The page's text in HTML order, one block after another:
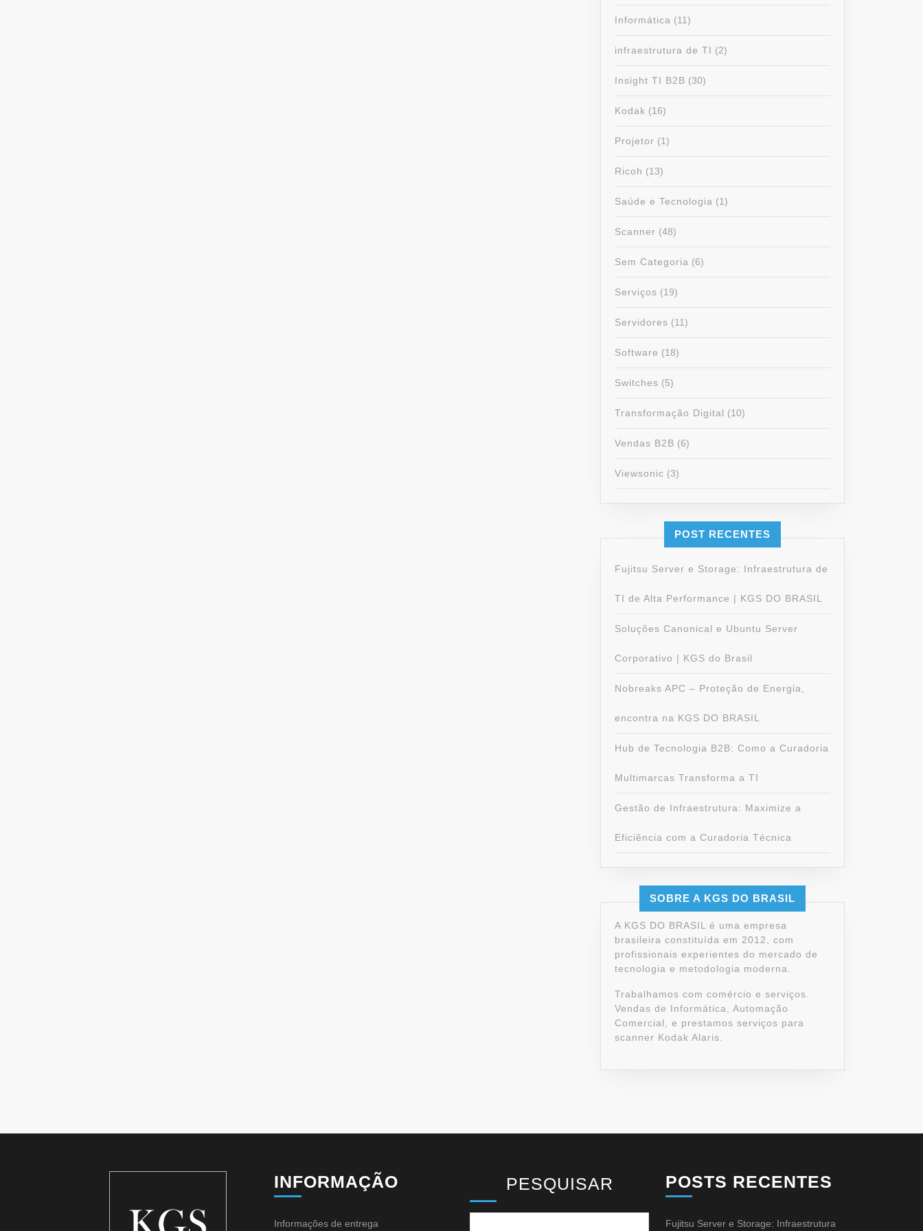
Informática (11)
infraestrutura de TI (2)
Insight TI B2B (30)
Kodak (16)
Projetor (1)
Ricoh (13)
Saúde e Tecnologia (1)
Scanner (48)
Sem Categoria (6)
Serviços (19)
Servidores (11)
Software (18)
Switches (5)
Transformação Digital (10)
Vendas B2B (6)
Viewsonic (3)
POST RECENTES
Fujitsu Server e Storage: Infraestrutura de
TI de Alta Performance | KGS DO BRASIL
Soluções Canonical e Ubuntu Server
Corporativo | KGS do Brasil
Nobreaks APC – Proteção de Energia,
encontra na KGS DO BRASIL
Hub de Tecnologia B2B: Como a Curadoria
Multimarcas Transforma a TI
Gestão de Infraestrutura: Maximize a
Eficiência com a Curadoria Técnica
SOBRE A KGS DO BRASIL
A KGS DO BRASIL é uma empresa
brasileira constituída em 2012, com
profissionais experientes do mercado de
tecnologia e metodologia moderna.
Trabalhamos com comércio e serviços.
Vendas de Informática, Automação
Comercial, e prestamos serviços para
scanner Kodak Alaris.
INFORMAÇÃO
Informações de entrega
PESQUISAR POSTS RECENTES
Fujitsu Server e Storage: Infraestrutura